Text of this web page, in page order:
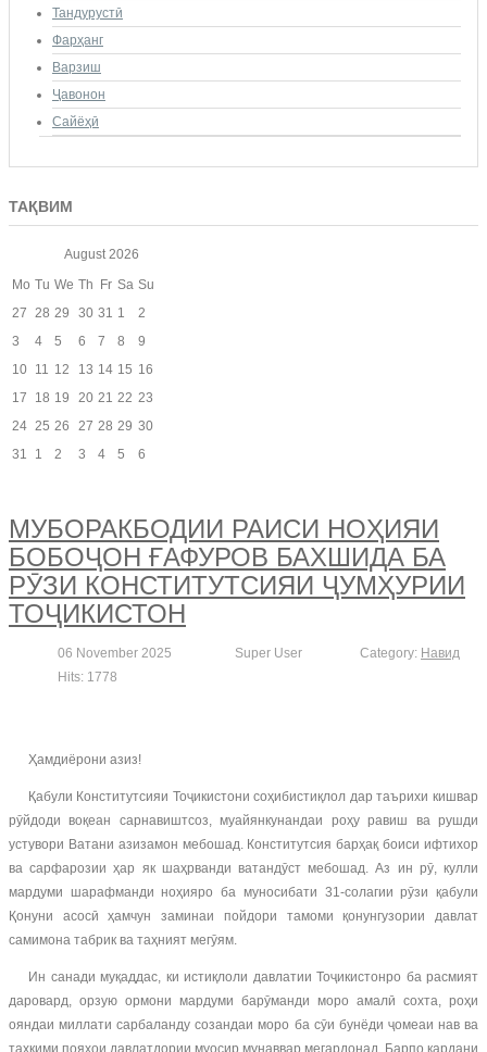
Тандурустӣ
Фарҳанг
Варзиш
Ҷавонон
Сайёҳӣ
ТАҚВИМ
August 2026
Mo Tu We Th Fr Sa Su
27 28 29 30 31 1
2
3
4 5 6 7 8
9
10 11 12 13 14 15 16
17
18 19 20 21 22 23
24 25 26 27 28 29 30
31
1 2 3 4 5 6
МУБОРАКБОДИИ РАИСИ НОҲИЯИ
БОБОҶОН ҒАФУРОВ БАХШИДА БА
РӮЗИ КОНСТИТУТСИЯИ ҶУМҲУРИИ
ТОҶИКИСТОН
06 November 2025 Super User Category: Навид
Hits: 1778
Ҳамдиёрони азиз!
Қабули Конститутсияи Тоҷикистони соҳибистиқлол дар таърихи кишвар
рӯйдоди воқеан сарнавиштсоз, муайянкунандаи роҳу равиш ва рушди
устувори Ватани азизамон мебошад. Конститутсия барҳақ боиси ифтихор
ва сарфарозии ҳар як шаҳрванди ватандӯст мебошад. Аз ин рӯ, кулли
мардуми шарафманди ноҳияро ба муносибати 31-солагии рӯзи қабули
Қонуни асосӣ ҳамчун заминаи пойдори тамоми қонунгузории давлат
самимона табрик ва таҳният мегӯям.
Ин санади муқаддас, ки истиқлоли давлатии Тоҷикистонро ба расмият
даровард, орзую ормони мардуми барӯманди моро амалӣ сохта, роҳи
ояндаи миллати сарбаланду созандаи моро ба сӯи бунёди ҷомеаи нав ва
таҳкими пояҳои давлатдории муосир мунаввар мегардонад. Барпо кардани